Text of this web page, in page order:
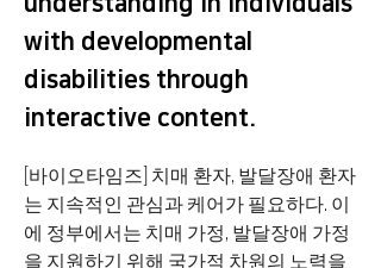
with developmental
disabilities through
interactive content.
[바이오타임즈] 치매 환자, 발달장애 환자
는 지속적인 관심과 케어가 필요하다. 이
에 정부에서는 치매 가정, 발달장애 가정
을 지원하기 위해 국가적 차원의 노력을